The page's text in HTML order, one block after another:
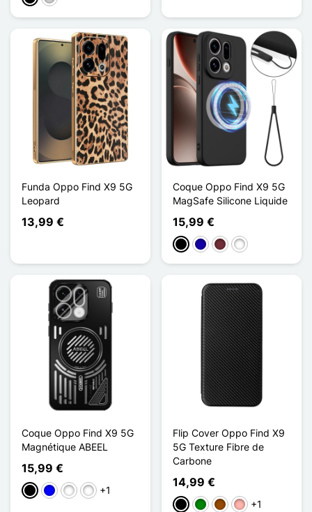
Funda Oppo Find X9 5G
Leopard
13,99 €
Coque Oppo Find X9 5G
MagSafe Silicone Liquide
15,99 €
NegroAzul oscuro
Rouge VinVert Foncé
Coque Oppo Find X9 5G
Magnétique ABEEL
15,99 €
NegroAzulRose Violet
Vert Clair
+1
Flip Cover Oppo Find X9
5G Texture Fibre de
Carbone
14,99 €
NegroVerdeMarrónOro rosa
+1